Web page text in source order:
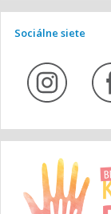
Sociálne siete